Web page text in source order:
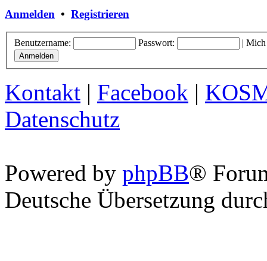
Anmelden • Registrieren
Benutzername: Passwort: | Mich
Kontakt | Facebook |
Datenschutz
Powered by phpBB®
Deutsche Übersetzung